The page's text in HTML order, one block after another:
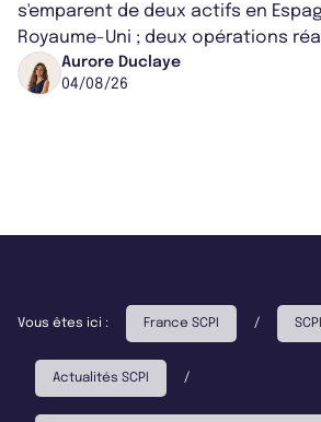
s'emparent de deux actifs en
Royaume-Uni ; deux opérations
partenariat. Ces co-acquisitions
Aurore Duclaye
04/08/26
Vous êtes ici : France SCPI /
Actualités SCPI /